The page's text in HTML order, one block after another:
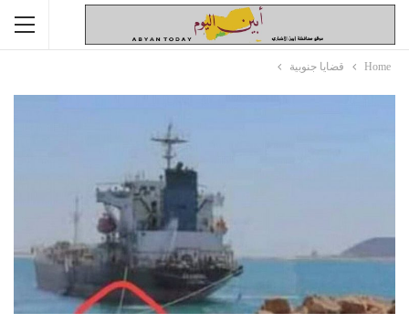
Home قضايا جنوبية